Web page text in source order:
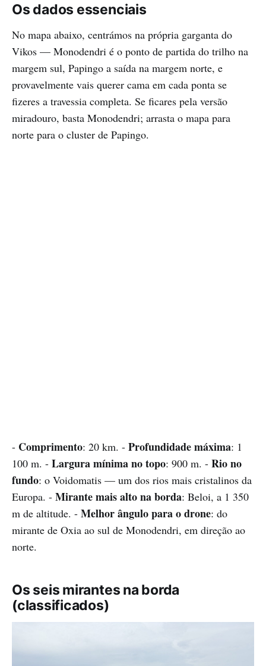
Os dados essenciais
No mapa abaixo, centrámos na própria garganta do
Vikos — Monodendri é o ponto de partida do trilho na
margem sul, Papingo a saída na margem norte, e
provavelmente vais querer cama em cada ponta se
fizeres a travessia completa. Se ficares pela versão
miradouro, basta Monodendri; arrasta o mapa para
norte para o cluster de Papingo.
- Comprimento: 20 km. - Profundidade máxima: 1
100 m. - Largura mínima no topo: 900 m. - Rio no
fundo: o Voidomatis — um dos rios mais cristalinos da
Europa. - Mirante mais alto na borda: Beloi, a 1 350
m de altitude. - Melhor ângulo para o drone: do
mirante de Oxia ao sul de Monodendri, em direção ao
norte.
Os seis mirantes na borda
(classificados)